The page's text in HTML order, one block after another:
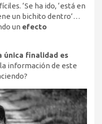
‘Se ha ido, ‘está en
un bichito dentro’…
un efecto
única finalidad es
información de este